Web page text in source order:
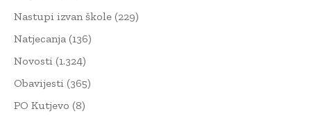
Nastupi izvan škole (229)
Natjecanja (136)
Novosti (1.324)
Obavijesti (365)
PO Kutjevo (8)